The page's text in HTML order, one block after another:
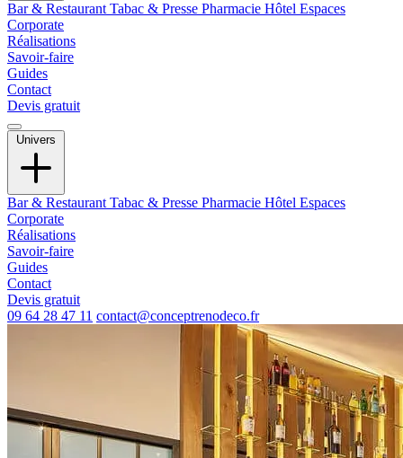
Bar & Restaurant Tabac & Presse Pharmacie Hôtel Espaces
Corporate
Réalisations
Savoir-faire
Guides
Contact
Devis gratuit
Univers
Bar & Restaurant Tabac & Presse Pharmacie Hôtel Espaces
Corporate
Réalisations
Savoir-faire
Guides
Contact
Devis gratuit
09 64 28 47 11 contact@conceptrenodeco.fr